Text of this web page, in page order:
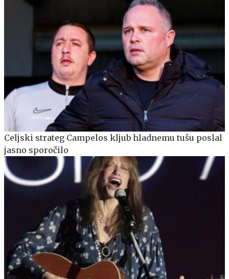
Celjski strateg Campelos kljub hladnemu tušu poslal
jasno sporočilo